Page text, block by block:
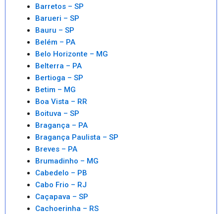
Barretos – SP
Barueri – SP
Bauru – SP
Belém – PA
Belo Horizonte – MG
Belterra – PA
Bertioga – SP
Betim – MG
Boa Vista – RR
Boituva – SP
Bragança – PA
Bragança Paulista – SP
Breves – PA
Brumadinho – MG
Cabedelo – PB
Cabo Frio – RJ
Caçapava – SP
Cachoerinha – RS